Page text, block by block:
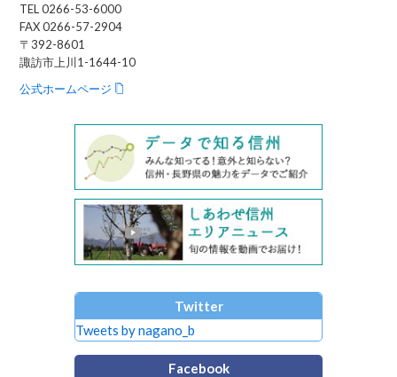
TEL 0266-53-6000
FAX 0266-57-2904
〒392-8601
諏訪市上川1-1644-10
公式ホームページ
Twitter
Tweets by nagano_b
Facebook